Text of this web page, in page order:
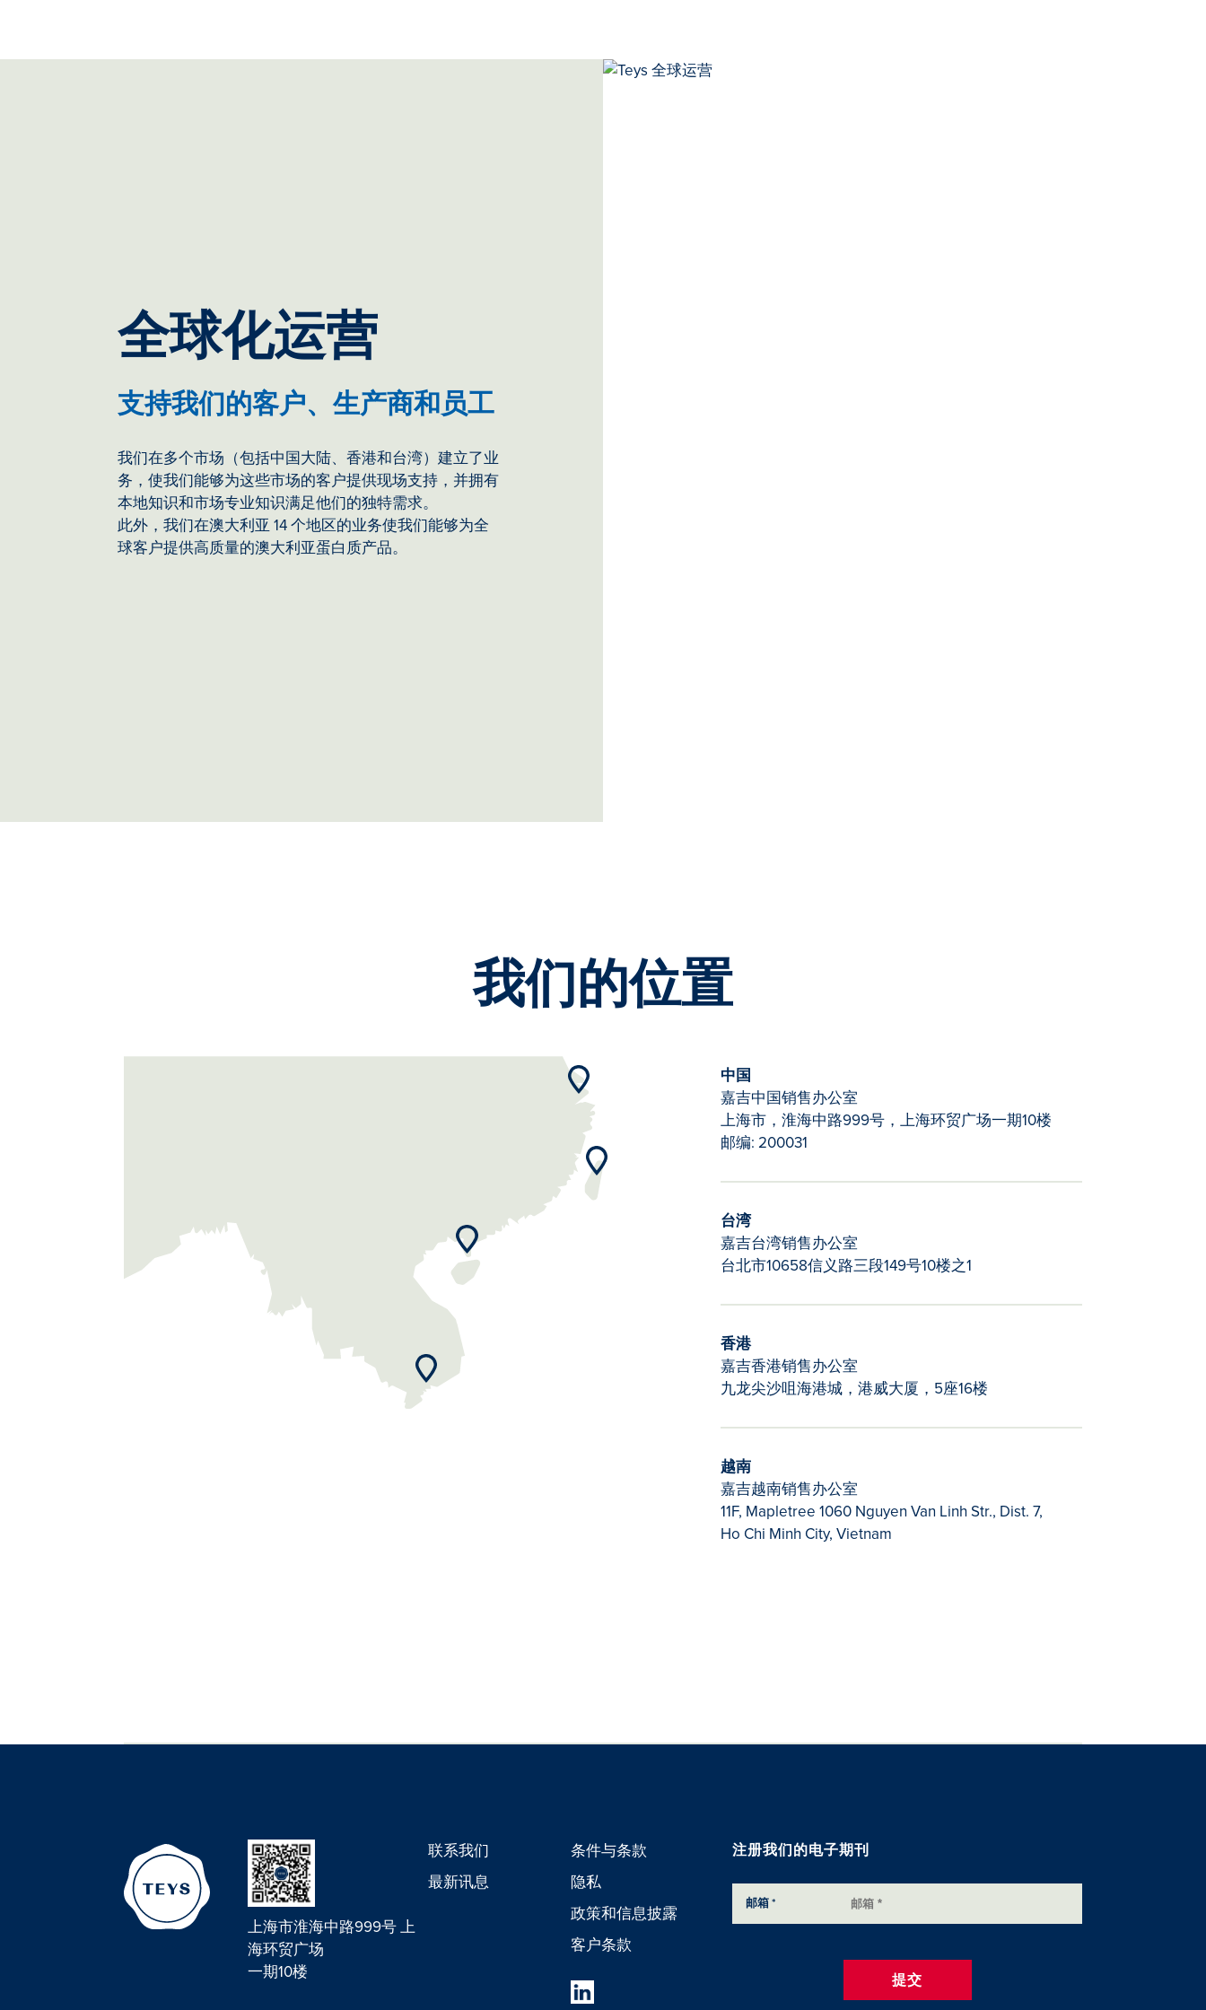
全球化运营
支持我们的客户、生产商和员工
我们在多个市场（包括中国大陆、香港和台湾）建立了业
务，使我们能够为这些市场的客户提供现场支持，并拥有
本地知识和市场专业知识满足他们的独特需求。
此外，我们在澳大利亚 14 个地区的业务使我们能够为全
球客户提供高质量的澳大利亚蛋白质产品。
我们的位置
中国
嘉吉中国销售办公室
上海市，淮海中路999号，上海环贸广场一期10楼
邮编: 200031
台湾
嘉吉台湾销售办公室
台北市10658信义路三段149号10楼之1
香港
嘉吉香港销售办公室
九龙尖沙咀海港城，港威大厦，5座16楼
越南
嘉吉越南销售办公室
11F, Mapletree 1060 Nguyen Van Linh Str., Dist. 7,
Ho Chi Minh City, Vietnam
上海市淮海中路999号 上
海环贸广场
一期10楼
联系我们
最新讯息
条件与条款
隐私
政策和信息披露
客户条款
注册我们的电子期刊